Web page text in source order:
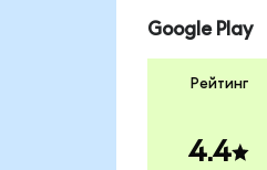
Google Play
Рейтинг
4.4